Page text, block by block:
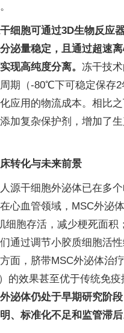
细胞可通过3D生物反应
泌量稳定，且通过超速
现高纯度分离。 冻干技
期（-80℃下可稳定保存2
应用的物流成本。相比
加复杂保护剂，增加了
转化与未来前景
源干细胞外泌体已在多
心血管领域，MSC外泌
细胞存活，减少梗死面积
通过调节小胶质细胞活性
面，脐带MSC外泌体治
的效果甚至优于传统免疫
泌体仍处于早期研究阶
、标准化不足和监管滞后